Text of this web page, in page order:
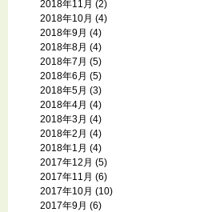
2018年11月 (2)
2018年10月 (4)
2018年9月 (4)
2018年8月 (4)
2018年7月 (5)
2018年6月 (5)
2018年5月 (3)
2018年4月 (4)
2018年3月 (4)
2018年2月 (4)
2018年1月 (4)
2017年12月 (5)
2017年11月 (6)
2017年10月 (10)
2017年9月 (6)